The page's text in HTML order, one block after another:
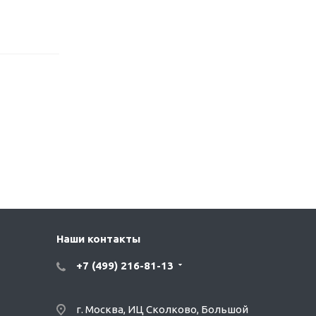
Наши контакты
+7 (499) 216-81-13
г. Москва, ИЦ Сколково, Большой